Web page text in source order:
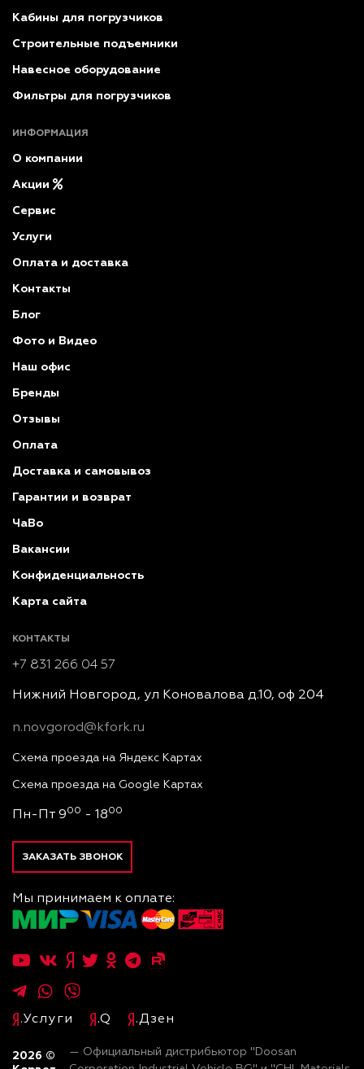
Кабины для погрузчиков
Строительные подъемники
Навесное оборудование
Фильтры для погрузчиков
ИНФОРМАЦИЯ
О компании
Акции
Сервис
Услуги
Оплата и доставка
Контакты
Блог
Фото и Видео
Наш офис
Бренды
Отзывы
Оплата
Доставка и самовывоз
Гарантии и возврат
ЧаВо
Вакансии
Конфиденциальность
Карта сайта
КОНТАКТЫ
+7 831 266 04 57
Нижний Новгород, ул Коновалова д.10, оф 204
n.novgorod@kfork.ru
Схема проезда на Яндекс Картах
Схема проезда на Google Картах
Пн-Пт 900 - 1800
ЗАКАЗАТЬ ЗВОНОК
Мы принимаем к оплате:
.Услуги .Q .Дзен
2026 ©
— Официальный дистрибьютор "Doosan